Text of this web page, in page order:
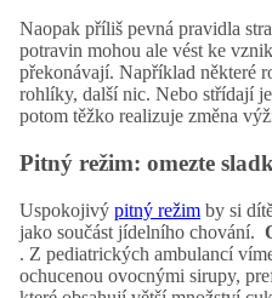
Naopak příliš pevná pravidla
potravin mohou ale vést ke
překonávají. Například některé
rohlíky, další nic. Nebo střídají
potom těžko realizuje změna
Pitný režim: omezte
Uspokojivý pitný režim by si
jako součást jídelního chování.
. Z pediatrických ambulancí
ochucenou ovocnými sirupy,